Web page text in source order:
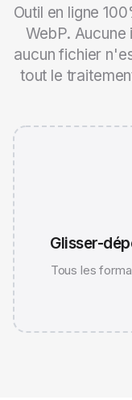
Outil en ligne
WebP.
aucun fichier
tout le
Glisser-
Tous les